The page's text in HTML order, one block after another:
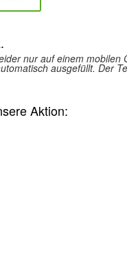
.
nur auf einem
ausgefüllt. Der
Aktion: